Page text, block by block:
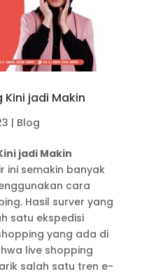
Kini jadi Makin
| Blog
jadi Makin
ini semakin banyak
cara
Hasil surver yang
satu ekspedisi
yang ada di
live shopping
salah satu tren e-